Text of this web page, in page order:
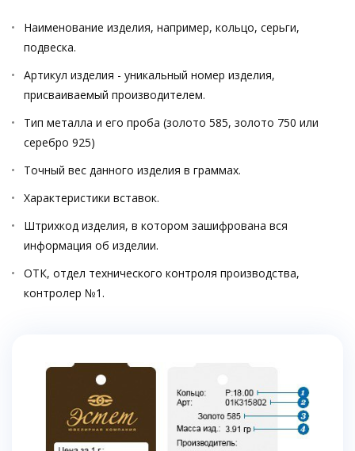
Наименование изделия, например, кольцо, серьги,
подвеска.
Артикул изделия - уникальный номер изделия,
присваиваемый производителем.
Тип металла и его проба (золото 585, золото 750 или
серебро 925)
Точный вес данного изделия в граммах.
Характеристики вставок.
Штрихкод изделия, в котором зашифрована вся
информация об изделии.
ОТК, отдел технического контроля производства,
контролер №1.